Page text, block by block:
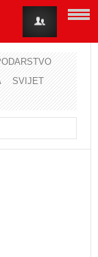
SVIJET